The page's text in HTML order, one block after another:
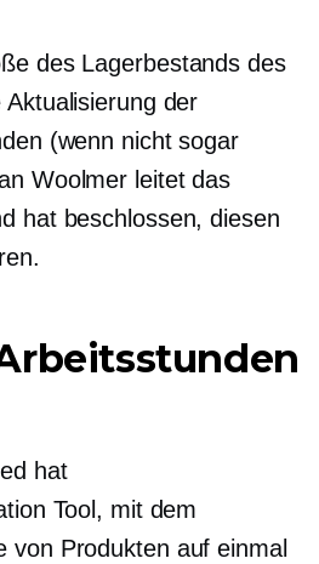
des Lagerbestands des
der
(wenn nicht sogar
Woolmer leitet das
hat beschlossen, diesen
hat
Tool, mit dem
von Produkten auf einmal